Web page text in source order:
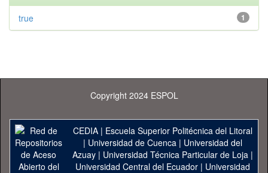
1
true
Copyright 2024 ESPOL
CEDIA| Escuela Superior Politécnica del Litoral
| Universidad de Cuenca| Universidad del
Azuay| Universidad Técnica Particular de Loja|
Universidad Central del Ecuador| Universidad